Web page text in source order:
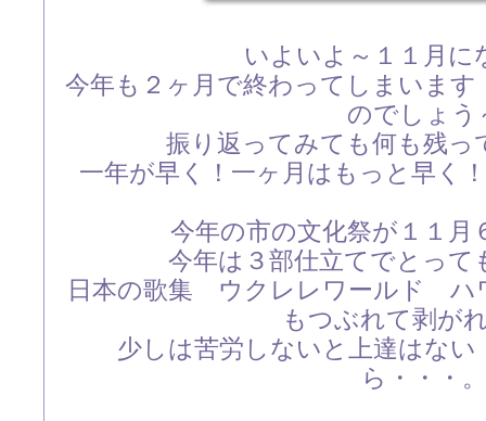
いよいよ～１１月に
今年も２ヶ月で終わってしまいま
のでしょう
振り返ってみても何も残っ
一年が早く！一ヶ月はもっと早く
今年の市の文化祭が１１月
今年は３部仕立てでとって
日本の歌集 ウクレレワールド ハ
もつぶれて剥が
少しは苦労しないと上達はな
ら・・・。